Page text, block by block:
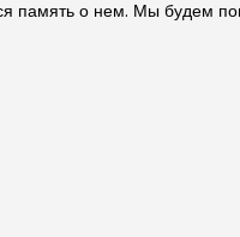
память о нем. Мы будем